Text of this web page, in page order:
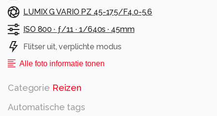
LUMIX G VARIO PZ 45-175/F4.0-5.6
ISO 800 · ƒ/11 · 1/640s · 45mm
Flitser uit, verplichte modus
Alle foto informatie tonen
Categorie Reizen
Automatische tags